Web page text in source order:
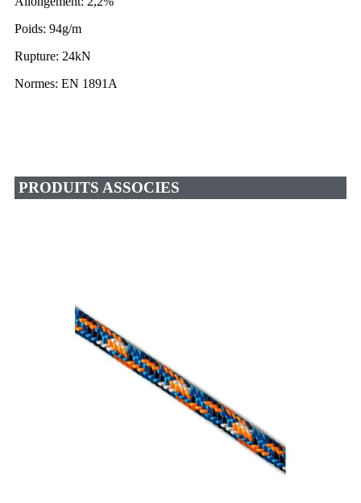
Poids: 94g/m
Rupture: 24kN
Normes: EN 1891A
PRODUITS ASSOCIES